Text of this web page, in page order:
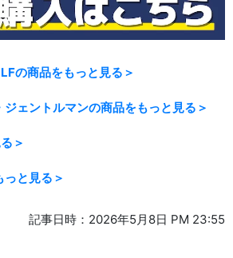
の商品をもっと見る＞
ェントルマンの商品をもっと見る＞
＞
と見る＞
記事日時：2026年5月8日 PM 23:55